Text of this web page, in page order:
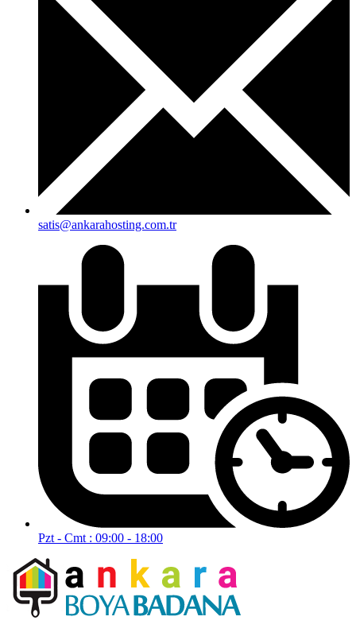
satis@ankarahosting.com.tr
Pzt - Cmt : 09:00 - 18:00